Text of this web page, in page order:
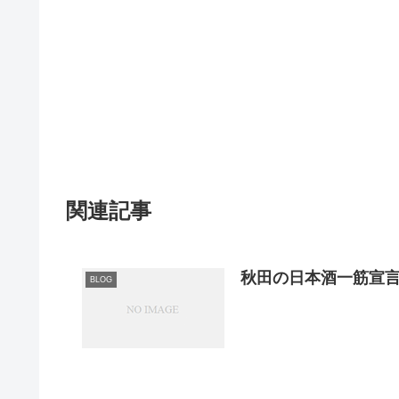
関連記事
BLOG 秋田の日本酒一筋宣